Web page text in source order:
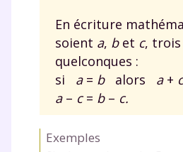
En écriture
soient a, bet c,
quelconques :
si
a = balors a+ c
a– c = b– c.
Exemples